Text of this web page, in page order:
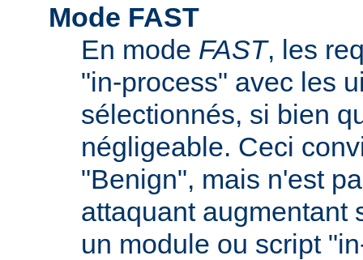
Mode FAST
En mode FAST, les
"in-process" avec les
sélectionnés, si bien
négligeable. Ceci
"Benign", mais n'est
attaquant augmentant
un module ou script